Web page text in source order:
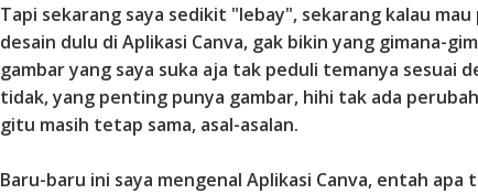
Tapi sekarang saya sedikit "lebay", sekarang kalau
desain dulu di Aplikasi Canva, gak bikin yang gimana-
gambar yang saya suka aja tak peduli temanya sesuai
tidak, yang penting punya gambar, hihi tak ada
gitu masih tetap sama, asal-asalan.
Baru-baru ini saya mengenal Aplikasi Canva, entah